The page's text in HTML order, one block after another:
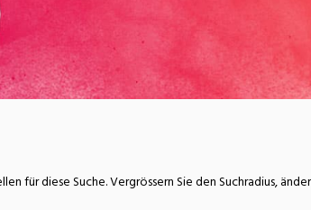
Telco
Kultur
für diese Suche. Vergrössern Sie den Suchradius,